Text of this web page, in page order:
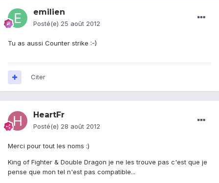
emilien
Posté(e) 25 août 2012
Tu as aussi Counter strike :-)
Citer
HeartFr
Posté(e) 28 août 2012
Merci pour tout les noms :)
King of Fighter & Double Dragon je ne les trouve pas c'est que je
pense que mon tel n'est pas compatible...